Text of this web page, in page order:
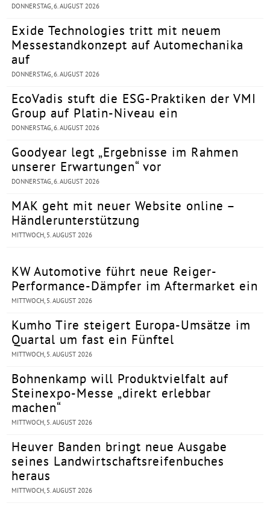
DONNERSTAG, 6. AUGUST 2026
Exide Technologies tritt mit neuem
Messestandkonzept auf Automechanika
auf
DONNERSTAG, 6. AUGUST 2026
EcoVadis stuft die ESG-Praktiken der VMI
Group auf Platin-Niveau ein
DONNERSTAG, 6. AUGUST 2026
Goodyear legt „Ergebnisse im Rahmen
unserer Erwartungen“ vor
DONNERSTAG, 6. AUGUST 2026
MAK geht mit neuer Website online –
Händlerunterstützung
MITTWOCH, 5. AUGUST 2026
KW Automotive führt neue Reiger-
Performance-Dämpfer im Aftermarket ein
MITTWOCH, 5. AUGUST 2026
Kumho Tire steigert Europa-Umsätze im
Quartal um fast ein Fünftel
MITTWOCH, 5. AUGUST 2026
Bohnenkamp will Produktvielfalt auf
Steinexpo-Messe „direkt erlebbar
machen“
MITTWOCH, 5. AUGUST 2026
Heuver Banden bringt neue Ausgabe
seines Landwirtschaftsreifenbuches
heraus
MITTWOCH, 5. AUGUST 2026